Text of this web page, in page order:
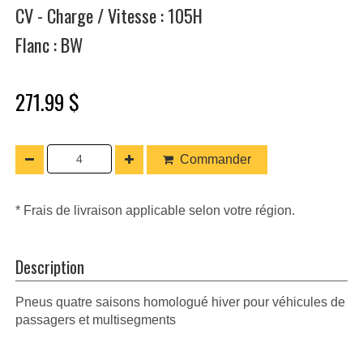
CV - Charge / Vitesse : 105H
Flanc : BW
271.99 $
Commander
* Frais de livraison applicable selon votre région.
Description
Pneus quatre saisons homologué hiver pour véhicules de
passagers et multisegments